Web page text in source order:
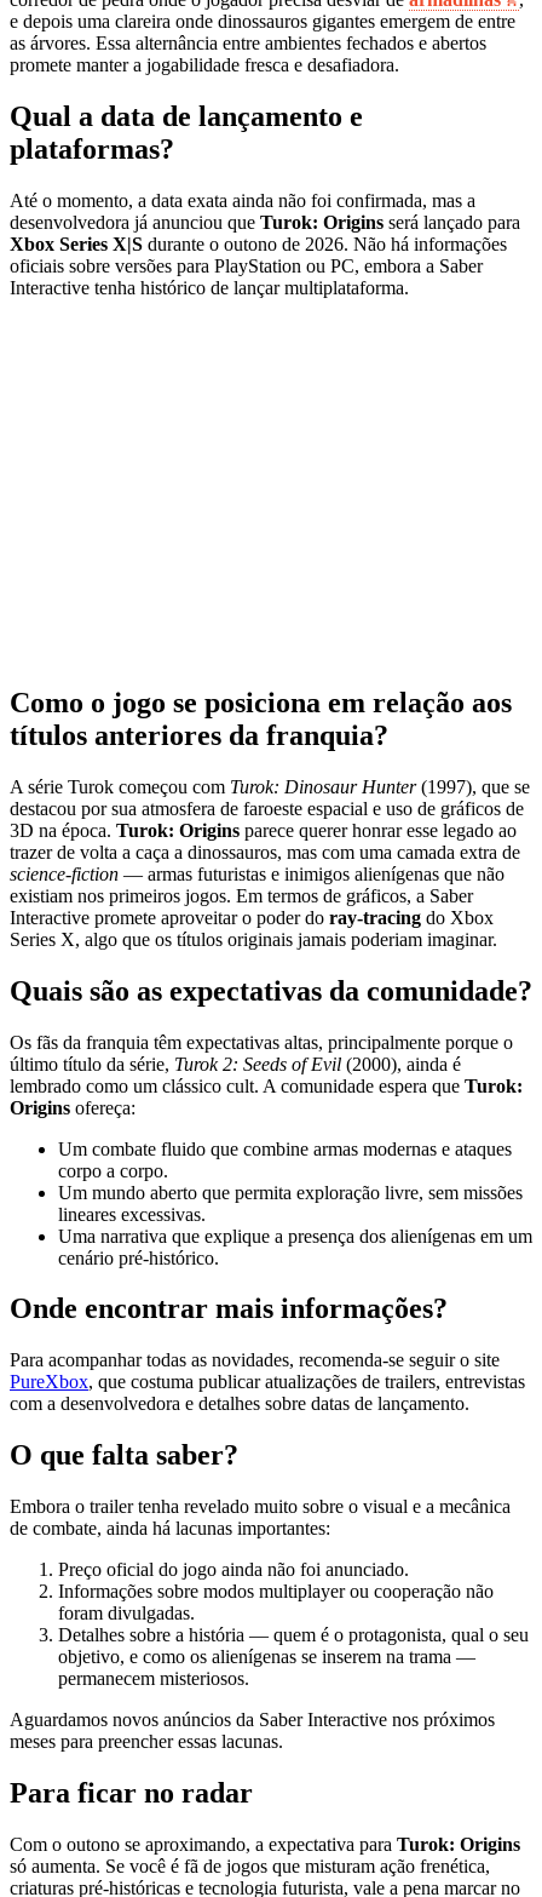
e depois uma clareira onde dinossauros gigantes emergem de entre
as árvores. Essa alternância entre ambientes fechados e abertos
promete manter a jogabilidade fresca e desafiadora.
Qual a data de lançamento e
plataformas?
Até o momento, a data exata ainda não foi confirmada, mas a
desenvolvedora já anunciou que Turok: Origins será lançado para
Xbox Series X|S durante o outono de 2026. Não há informações
oficiais sobre versões para PlayStation ou PC, embora a Saber
Interactive tenha histórico de lançar multiplataforma.
Como o jogo se posiciona em relação aos
títulos anteriores da franquia?
A série Turok começou com Turok: Dinosaur Hunter(1997), que se
destacou por sua atmosfera de faroeste espacial e uso de gráficos de
3D na época. Turok: Origins parece querer honrar esse legado ao
trazer de volta a caça a dinossauros, mas com uma camada extra de
science‑fiction — armas futuristas e inimigos alienígenas que não
existiam nos primeiros jogos. Em termos de gráficos, a Saber
Interactive promete aproveitar o poder do ray‑tracing do Xbox
Series X, algo que os títulos originais jamais poderiam imaginar.
Quais são as expectativas da comunidade?
Os fãs da franquia têm expectativas altas, principalmente porque o
último título da série, Turok 2: Seeds of Evil (2000), ainda é
lembrado como um clássico cult. A comunidade espera que Turok:
Origins ofereça:
Um combate fluido que combine armas modernas e ataques
corpo a corpo.
Um mundo aberto que permita exploração livre, sem missões
lineares excessivas.
Uma narrativa que explique a presença dos alienígenas em um
cenário pré‑histórico.
Onde encontrar mais informações?
Para acompanhar todas as novidades, recomenda‑se seguir o site
PureXbox, que costuma publicar atualizações de trailers, entrevistas
com a desenvolvedora e detalhes sobre datas de lançamento.
O que falta saber?
Embora o trailer tenha revelado muito sobre o visual e a mecânica
de combate, ainda há lacunas importantes:
Preço oficial do jogo ainda não foi anunciado.
Informações sobre modos multiplayer ou cooperação não
foram divulgadas.
Detalhes sobre a história — quem é o protagonista, qual o seu
objetivo, e como os alienígenas se inserem na trama —
permanecem misteriosos.
Aguardamos novos anúncios da Saber Interactive nos próximos
meses para preencher essas lacunas.
Para ficar no radar
Com o outono se aproximando, a expectativa para Turok: Origins
só aumenta. Se você é fã de jogos que misturam ação frenética,
criaturas pré‑históricas e tecnologia futurista, vale a pena marcar no